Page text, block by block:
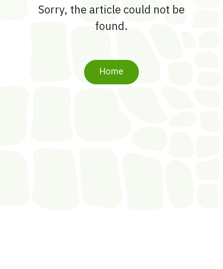
Sorry, the article could not be
found.
Home